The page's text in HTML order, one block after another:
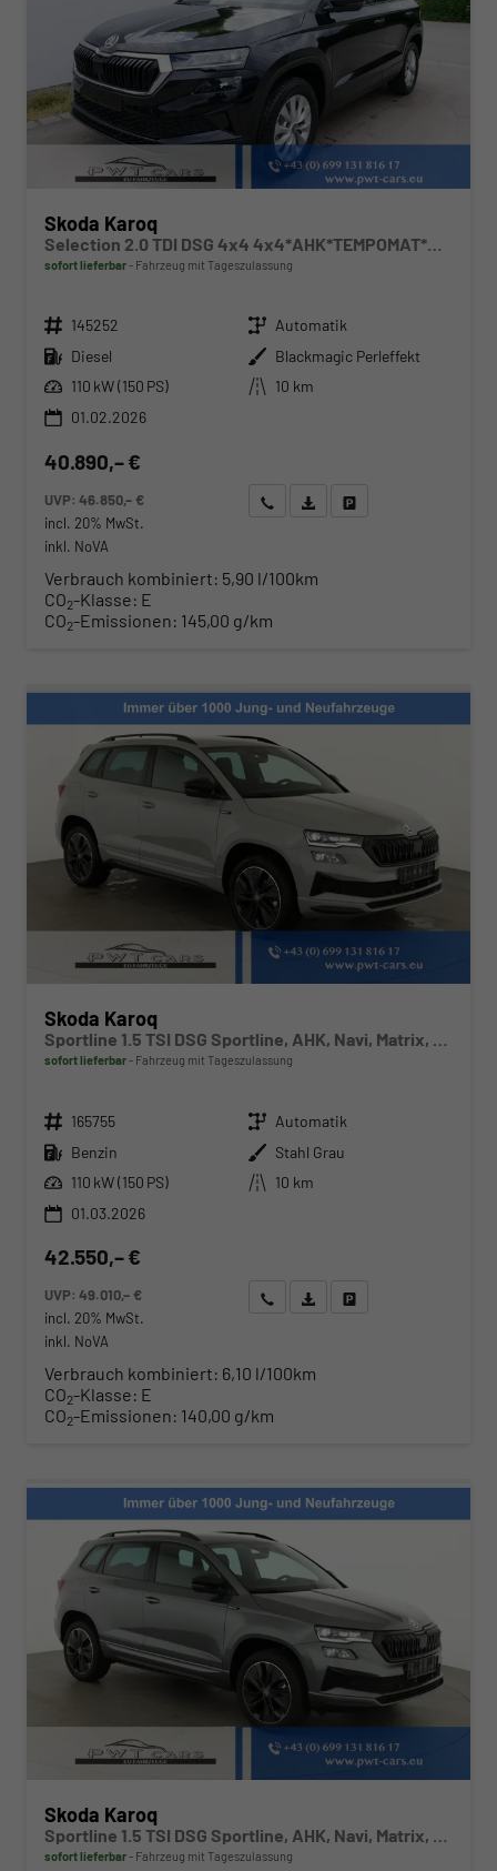
Skoda Karoq
sofort lieferbar Fahrzeug mit Tageszulassung
Fahrzeugnr. 145252 Getriebe Automatik
Kraftstoff Diesel Außenfarbe Blackmagic Perleffekt
Leistung 110 kW (150 PS) Kilometerstand
10 km
01.02.2026
40.890,– €
UVP:46.850,– €
incl. 20% MwSt.
inkl. NoVA
Wir rufen Sie anAngebot drucken (PDF)
Verbrauch kombiniert: 5,90 l/100km
CO2-Klasse: E
CO2-Emissionen: 145,00 g/km
Skoda Karoq
Sportline 1.5 TSI DSG Sportline, AHK, Navi, Matrix, Kamera, el. Klappe, 5-J. Garantie
sofort lieferbar Fahrzeug mit Tageszulassung
Fahrzeugnr. 165755 Getriebe Automatik
Kraftstoff Benzin Außenfarbe Stahl Grau
Leistung 110 kW (150 PS) Kilometerstand
10 km
01.03.2026
42.550,– €
UVP:49.010,– €
incl. 20% MwSt.
inkl. NoVA
Wir rufen Sie anAngebot drucken (PDF)
Verbrauch kombiniert: 6,10 l/100km
CO2-Klasse: E
CO2-Emissionen: 140,00 g/km
Skoda Karoq
Sportline 1.5 TSI DSG Sportline, AHK, Navi, Matrix, Kamera, el. Klappe, 5-J. Garantie
sofort lieferbar Fahrzeug mit Tageszulassung